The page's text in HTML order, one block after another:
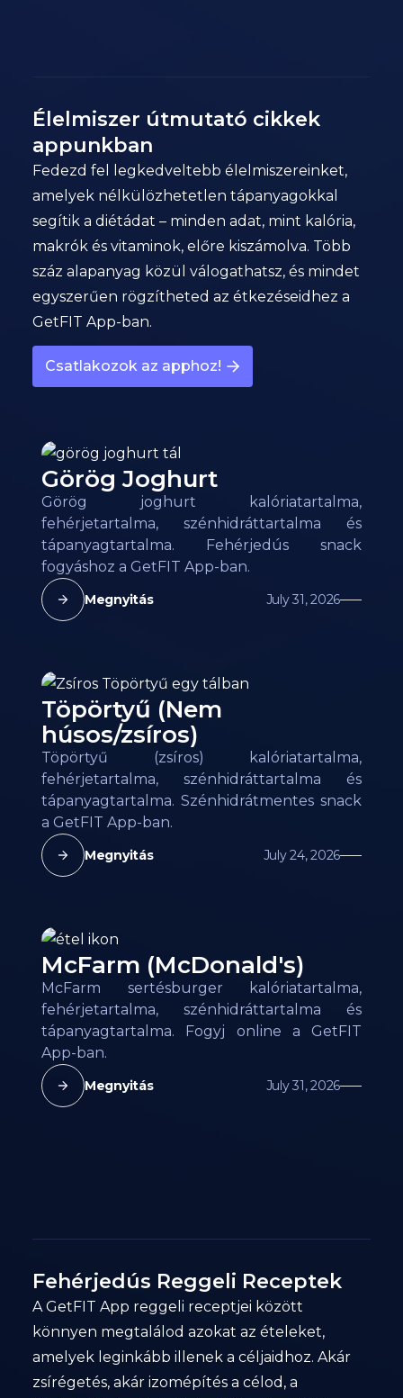
Élelmiszer útmutató cikkek
appunkban
Fedezd fel legkedveltebb élelmiszereinket,
amelyek nélkülözhetetlen tápanyagokkal
segítik a diétádat – minden adat, mint kalória,
makrók és vitaminok, előre kiszámolva. Több
száz alapanyag közül válogathatsz, és mindet
egyszerűen rögzítheted az étkezéseidhez a
GetFIT App-ban.
Csatlakozok az apphoz!
Görög Joghurt
Görög joghurt kalóriatartalma,
fehérjetartalma, szénhidráttartalma és
tápanyagtartalma. Fehérjedús snack
fogyáshoz a GetFIT App-ban.
Megnyitás July 31, 2026
Töpörtyű (Nem
húsos/zsíros)
Töpörtyű (zsíros) kalóriatartalma,
fehérjetartalma, szénhidráttartalma és
tápanyagtartalma. Szénhidrátmentes snack
a GetFIT App-ban.
Megnyitás July 24, 2026
McFarm (McDonald's)
McFarm sertésburger kalóriatartalma,
fehérjetartalma, szénhidráttartalma és
tápanyagtartalma. Fogyj online a GetFIT
App-ban.
Megnyitás July 31, 2026
Fehérjedús Reggeli Receptek
A GetFIT App reggeli receptjei között
könnyen megtalálod azokat az ételeket,
amelyek leginkább illenek a céljaidhoz. Akár
zsírégetés, akár izomépítés a célod, a